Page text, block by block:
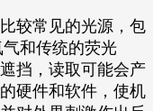
较常见的光源，包
和传统的荧光
挡，读取可能会产
硬件和软件，使机